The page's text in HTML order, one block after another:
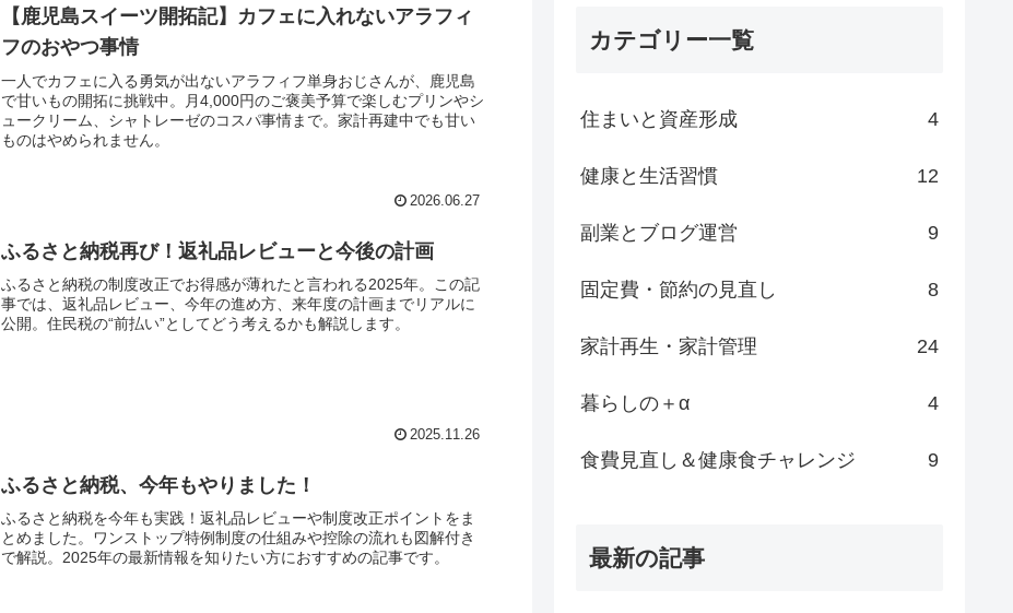
【鹿児島スイーツ開拓記】カフェに入れないアラフィ
フのおやつ事情
一人でカフェに入る勇気が出ないアラフィフ単身おじさんが、鹿児島
で甘いもの開拓に挑戦中。月4,000円のご褒美予算で楽しむプリンやシ
ュークリーム、シャトレーゼのコスパ事情まで。家計再建中でも甘い
ものはやめられません。
2026.06.27
ふるさと納税再び！返礼品レビューと今後の計画
ふるさと納税の制度改正でお得感が薄れたと言われる2025年。この記
事では、返礼品レビュー、今年の進め方、来年度の計画までリアルに
公開。住民税の“前払い”としてどう考えるかも解説します。
2025.11.26
ふるさと納税、今年もやりました！
ふるさと納税を今年も実践！返礼品レビューや制度改正ポイントをま
とめました。ワンストップ特例制度の仕組みや控除の流れも図解付き
で解説。2025年の最新情報を知りたい方におすすめの記事です。
カテゴリー一覧
住まいと資産形成 4
健康と生活習慣 12
副業とブログ運営 9
固定費・節約の見直し 8
家計再生・家計管理 24
暮らしの＋α 4
食費見直し＆健康食チャレンジ 9
最新の記事